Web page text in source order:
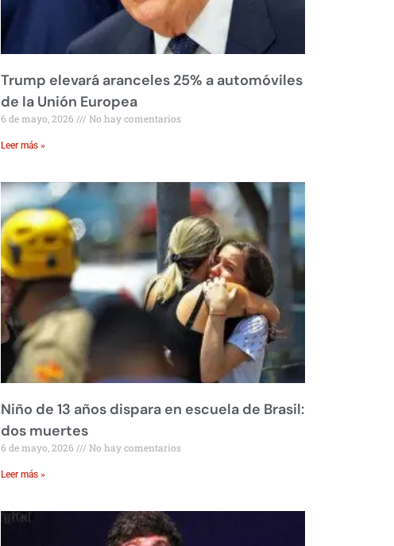
Trump elevará aranceles 25% a automóviles
de la Unión Europea
6 de mayo, 2026 No hay comentarios
Leer más »
Niño de 13 años dispara en escuela de Brasil:
dos muertes
6 de mayo, 2026 No hay comentarios
Leer más »